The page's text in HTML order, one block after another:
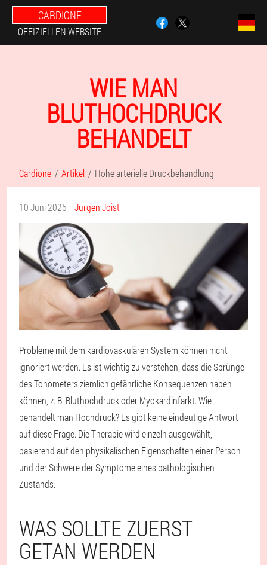
CARDIONE
OFFIZIELLEN WEBSITE
WIE MAN
BLUTHOCHDRUCK
BEHANDELT
Cardione Artikel Hohe arterielle Druckbehandlung
10 Juni 2025 Jürgen Joist
Probleme mit dem kardiovaskulären System können nicht
ignoriert werden. Es ist wichtig zu verstehen, dass die Sprünge
des Tonometers ziemlich gefährliche Konsequenzen haben
können, z. B. Bluthochdruck oder Myokardinfarkt. Wie
behandelt man Hochdruck? Es gibt keine eindeutige Antwort
auf diese Frage. Die Therapie wird einzeln ausgewählt,
basierend auf den physikalischen Eigenschaften einer Person
und der Schwere der Symptome eines pathologischen
Zustands.
WAS SOLLTE ZUERST
GETAN WERDEN